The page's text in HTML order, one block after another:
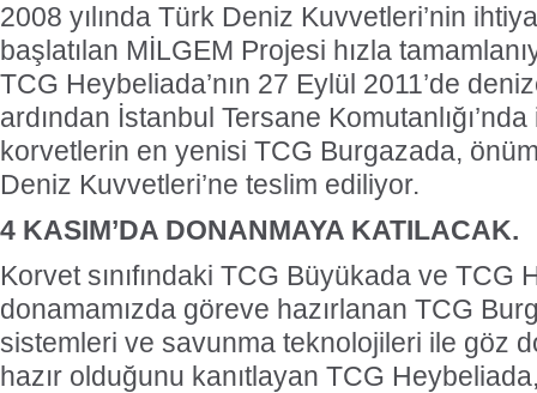
2008 yılında Türk Deniz Kuvvetleri’nin
başlatılan MİLGEM Projesi hızla
TCG Heybeliada’nın 27 Eylül 2011’de
ardından İstanbul Tersane
korvetlerin en yenisi TCG Burgazada,
Deniz Kuvvetleri’ne teslim ediliyor.
4 KASIM’DA DONANMAYA KATILACAK.
Korvet sınıfındaki TCG Büyükada ve TCG
donamamızda göreve hazırlanan TCG
sistemleri ve savunma teknolojileri ile göz
hazır olduğunu kanıtlayan TCG